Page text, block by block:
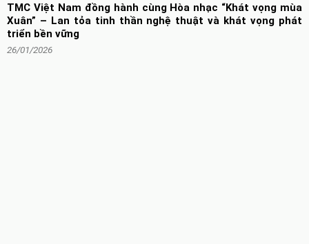
TMC Việt Nam đồng hành cùng Hòa nhạc “Khát vọng mùa
Xuân” – Lan tỏa tinh thần nghệ thuật và khát vọng phát
triển bền vững
26/01/2026